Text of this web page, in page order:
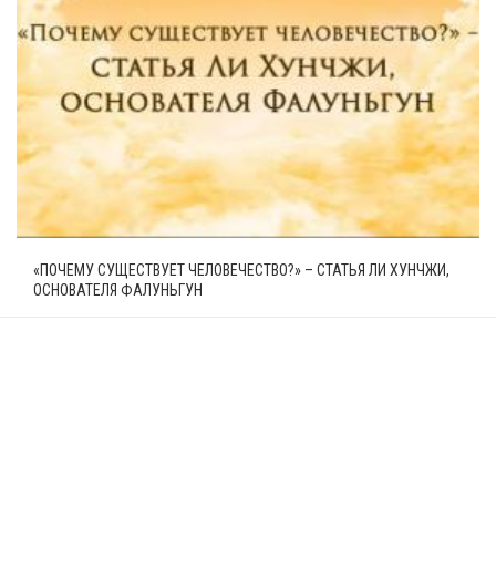
«ПОЧЕМУ СУЩЕСТВУЕТ ЧЕЛОВЕЧЕСТВО?» – СТАТЬЯ ЛИ ХУНЧЖИ,
ОСНОВАТЕЛЯ ФАЛУНЬГУН